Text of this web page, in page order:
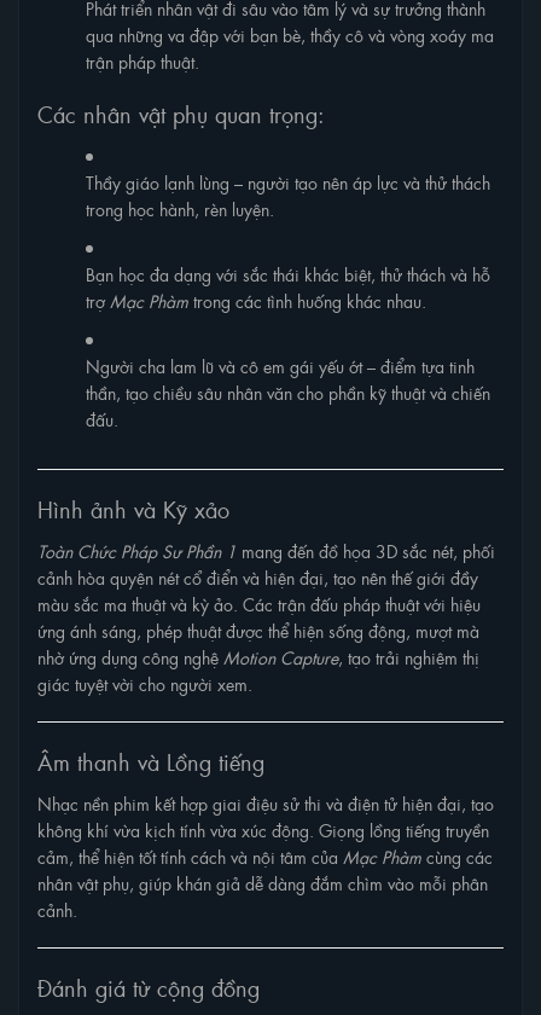
Phát triển nhân vật đi sâu vào tâm lý và sự trưởng thành
qua những va đập với bạn bè, thầy cô và vòng xoáy ma
trận pháp thuật.
Các nhân vật phụ quan trọng:
Thầy giáo lạnh lùng – người tạo nên áp lực và thử thách
trong học hành, rèn luyện.
Bạn học đa dạng với sắc thái khác biệt, thử thách và hỗ
trợMạc Phàmtrong các tình huống khác nhau.
Người cha lam lũ và cô em gái yếu ớt – điểm tựa tinh
thần, tạo chiều sâu nhân văn cho phần kỹ thuật và chiến
đấu.
Hình ảnh và Kỹ xảo
Toàn Chức Pháp Sư Phần 1 mang đến đồ họa 3D sắc nét, phối
cảnh hòa quyện nét cổ điển và hiện đại, tạo nên thế giới đầy
màu sắc ma thuật và kỳ ảo. Các trận đấu pháp thuật với hiệu
ứng ánh sáng, phép thuật được thể hiện sống động, mượt mà
nhờ ứng dụng công nghệMotion Capture, tạo trải nghiệm thị
giác tuyệt vời cho người xem.
Âm thanh và Lồng tiếng
Nhạc nền phim kết hợp giai điệu sử thi và điện tử hiện đại, tạo
không khí vừa kịch tính vừa xúc động. Giọng lồng tiếng truyền
cảm, thể hiện tốt tính cách và nội tâm của Mạc Phàmcùng các
nhân vật phụ, giúp khán giả dễ dàng đắm chìm vào mỗi phân
cảnh.
Đánh giá từ cộng đồng